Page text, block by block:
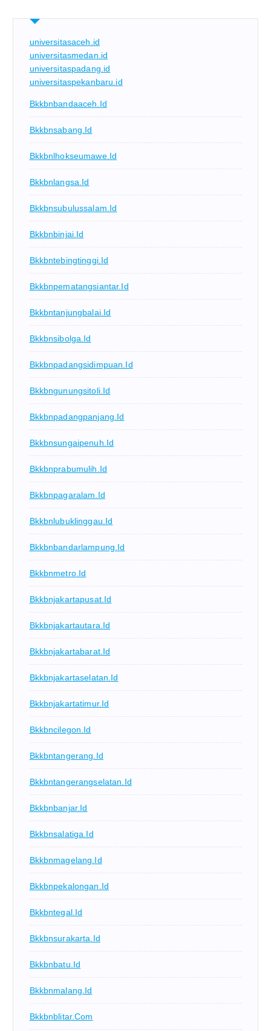
universitasaceh.id
universitasmedan.id
universitaspadang.id
universitaspekanbaru.id
Bkkbnbandaaceh.id
Bkkbnsabang.id
Bkkbnlhokseumawe.id
Bkkbnlangsa.id
Bkkbnsubulussalam.id
Bkkbnbinjai.id
Bkkbntebingtinggi.id
Bkkbnpematangsiantar.id
Bkkbntanjungbalai.id
Bkkbnsibolga.id
Bkkbnpadangsidimpuan.id
Bkkbngunungsitoli.id
Bkkbnpadangpanjang.id
Bkkbnsungaipenuh.id
Bkkbnprabumulih.id
Bkkbnpagaralam.id
Bkkbnlubuklinggau.id
Bkkbnbandarlampung.id
Bkkbnmetro.id
Bkkbnjakartapusat.id
Bkkbnjakartautara.id
Bkkbnjakartabarat.id
Bkkbnjakartaselatan.id
Bkkbnjakartatimur.id
Bkkbncilegon.id
Bkkbntangerang.id
Bkkbntangerangselatan.id
Bkkbnbanjar.id
Bkkbnsalatiga.id
Bkkbnmagelang.id
Bkkbnpekalongan.id
Bkkbntegal.id
Bkkbnsurakarta.id
Bkkbnbatu.id
Bkkbnmalang.id
Bkkbnblitar.com